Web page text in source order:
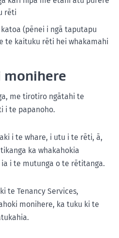
rēti
(pēnei i ngā taputapu
te kaituku rēti hei whakamahi
monihere
me tirotiro ngātahi te
i te papanoho.
i te whare, i utu i te rēti, ā,
ka whakahokia
i te mutunga o te rētitanga.
te Tenancy Services,
monihere, ka tuku ki te